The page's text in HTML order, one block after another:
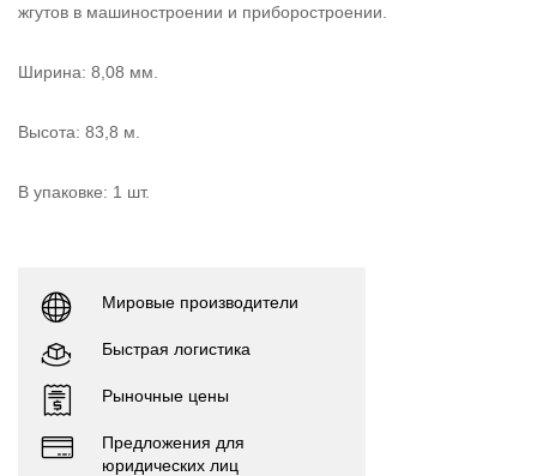
жгутов в машиностроении и приборостроении.
Ширина: 8,08 мм.
Высота: 83,8 м.
В упаковке: 1 шт.
Мировые производители
Быстрая логистика
Рыночные цены
Предложения для
юридических лиц